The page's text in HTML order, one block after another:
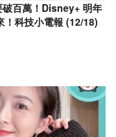
破百萬！Disney+ 明年
！科技小電報 (12/18)